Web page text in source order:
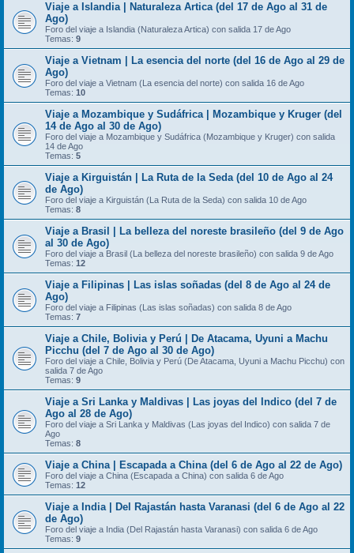
Viaje a Islandia | Naturaleza Artica (del 17 de Ago al 31 de
Ago)
Foro del viaje a Islandia (Naturaleza Artica) con salida 17 de Ago
Temas: 9
Viaje a Vietnam | La esencia del norte (del 16 de Ago al 29 de
Ago)
Foro del viaje a Vietnam (La esencia del norte) con salida 16 de Ago
Temas: 10
Viaje a Mozambique y Sudáfrica | Mozambique y Kruger (del
14 de Ago al 30 de Ago)
Foro del viaje a Mozambique y Sudáfrica (Mozambique y Kruger) con salida
14 de Ago
Temas: 5
Viaje a Kirguistán | La Ruta de la Seda (del 10 de Ago al 24
de Ago)
Foro del viaje a Kirguistán (La Ruta de la Seda) con salida 10 de Ago
Temas: 8
Viaje a Brasil | La belleza del noreste brasileño (del 9 de Ago
al 30 de Ago)
Foro del viaje a Brasil (La belleza del noreste brasileño) con salida 9 de Ago
Temas: 12
Viaje a Filipinas | Las islas soñadas (del 8 de Ago al 24 de
Ago)
Foro del viaje a Filipinas (Las islas soñadas) con salida 8 de Ago
Temas: 7
Viaje a Chile, Bolivia y Perú | De Atacama, Uyuni a Machu
Picchu (del 7 de Ago al 30 de Ago)
Foro del viaje a Chile, Bolivia y Perú (De Atacama, Uyuni a Machu Picchu) con
salida 7 de Ago
Temas: 9
Viaje a Sri Lanka y Maldivas | Las joyas del Indico (del 7 de
Ago al 28 de Ago)
Foro del viaje a Sri Lanka y Maldivas (Las joyas del Indico) con salida 7 de
Ago
Temas: 8
Viaje a China | Escapada a China (del 6 de Ago al 22 de Ago)
Foro del viaje a China (Escapada a China) con salida 6 de Ago
Temas: 12
Viaje a India | Del Rajastán hasta Varanasi (del 6 de Ago al 22
de Ago)
Foro del viaje a India (Del Rajastán hasta Varanasi) con salida 6 de Ago
Temas: 9